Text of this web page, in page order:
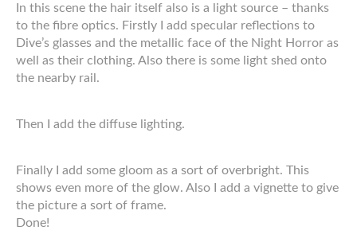
In this scene the hair itself also is a light source – thanks
to the fibre optics. Firstly I add specular reflections to
Dive’s glasses and the metallic face of the Night Horror as
well as their clothing. Also there is some light shed onto
the nearby rail.
Then I add the diffuse lighting.
Finally I add some gloom as a sort of overbright. This
shows even more of the glow. Also I add a vignette to give
the picture a sort of frame.
Done!